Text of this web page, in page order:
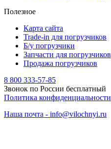
Полезное
Карта сайта
Trade-in для погрузчиков
Б/у погрузчики
Запчасти для погрузчиков
Продажа погрузчиков
8 800 333-57-85
Звонок по России бесплатный
Политика конфиденциальности
Наша почта - info@vilochnyi.ru